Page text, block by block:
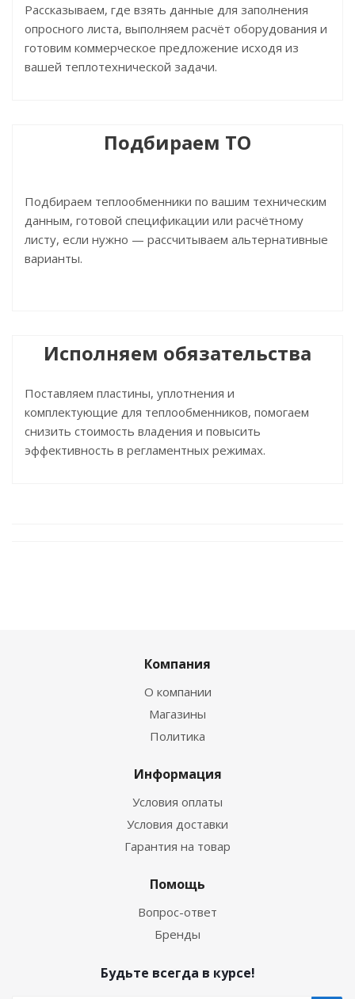
Рассказываем, где взять данные для заполнения
опросного листа, выполняем расчёт оборудования и
готовим коммерческое предложение исходя из
вашей теплотехнической задачи.
Подбираем ТО
Подбираем теплообменники по вашим техническим
данным, готовой спецификации или расчётному
листу, если нужно — рассчитываем альтернативные
варианты.
Исполняем обязательства
Поставляем пластины, уплотнения и
комплектующие для теплообменников, помогаем
снизить стоимость владения и повысить
эффективность в регламентных режимах.
Компания
О компании
Магазины
Политика
Информация
Условия оплаты
Условия доставки
Гарантия на товар
Помощь
Вопрос-ответ
Бренды
Будьте всегда в курсе!